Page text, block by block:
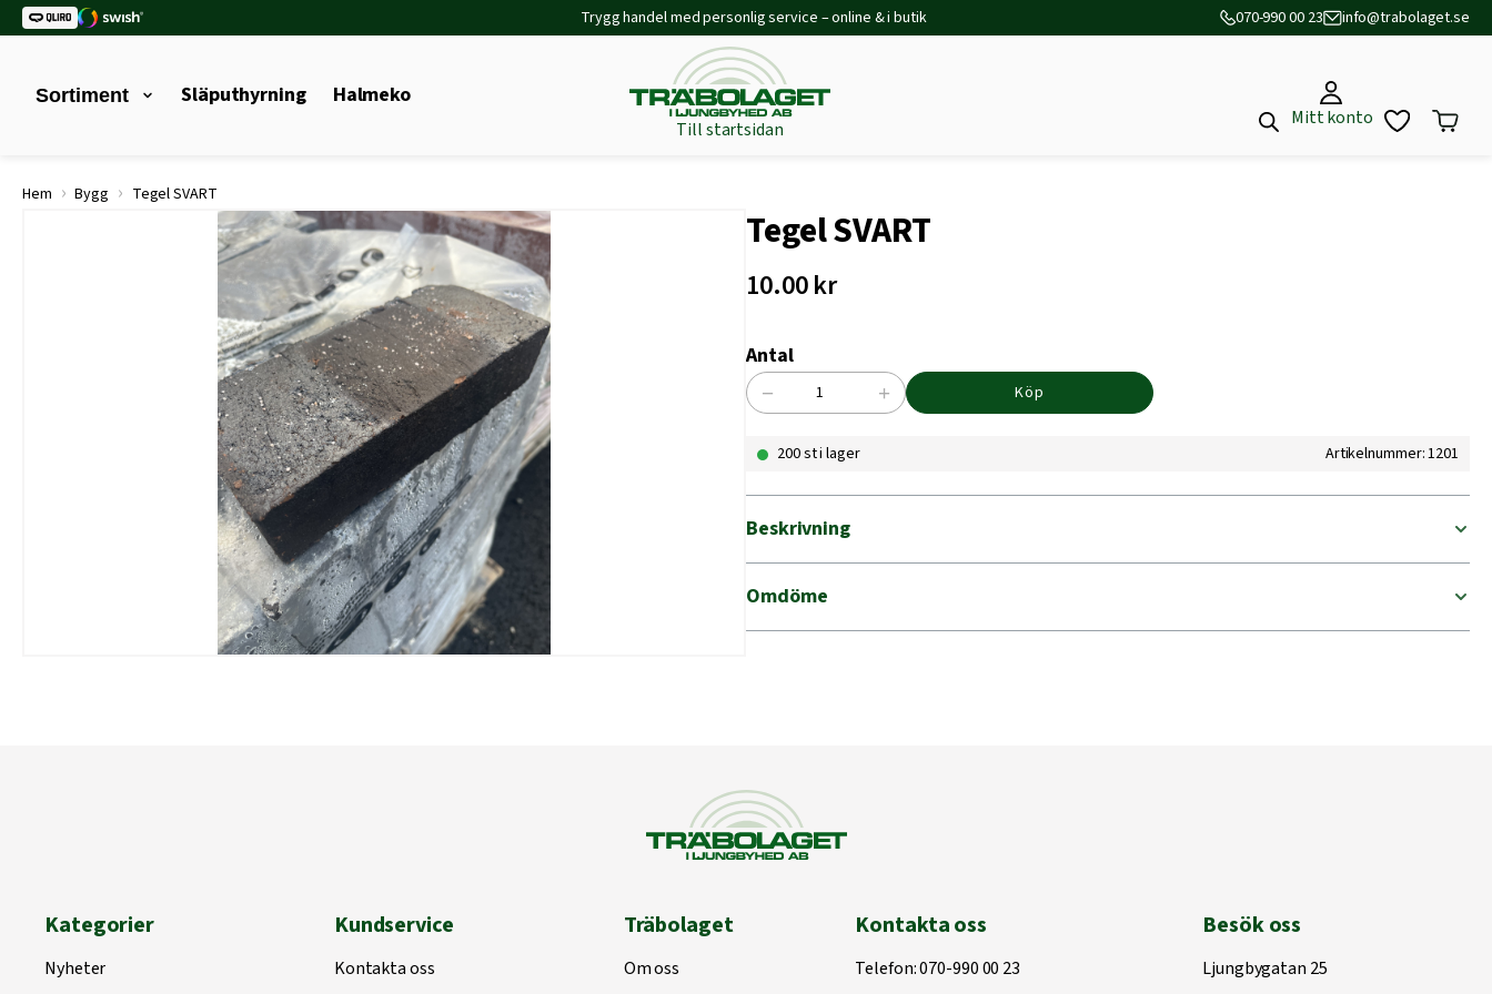
Trygg handel med personlig service – online & i butik 070-990 00 23 info@trabolaget.se
Sortiment Släputhyrning Halmeko
Till startsidan
Mitt konto
Hem › Bygg › Tegel SVART
Tegel SVART
10.00kr
Antal
Tegel
mängd
− + Köp
200 st i lager Artikelnummer: 1201
Beskrivning
Omdöme
Kategorier
Nyheter
Kundservice
Kontakta oss
Träbolaget
Om oss
Kontakta oss
Telefon:070-990 00 23
Besök oss
Ljungbygatan 25